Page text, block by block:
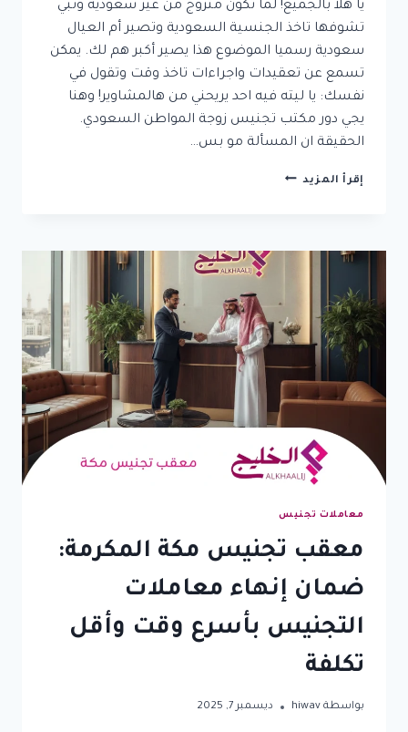
يا هلا بالجميع! لما تكون متزوج من غير سعودية وتبي
تشوفها تاخذ الجنسية السعودية وتصير أم العيال
سعودية رسميا الموضوع هذا يصير أكبر هم لك. يمكن
تسمع عن تعقيدات واجراءات تاخذ وقت وتقول في
نفسك: يا ليته فيه احد يريحني من هالمشاوير! وهنا
يجي دور مكتب تجنيس زوجة المواطن السعودي.
الحقيقة ان المسألة مو بس…
إقرأ المزيد مكتب
السعودي:
طريقك
للحصول
على
الجنسية
المعاملة
معاملات تجنيس
معقب تجنيس مكة المكرمة:
ضمان إنهاء معاملات
التجنيس بأسرع وقت وأقل
تكلفة
بواسطة hiwav ديسمبر 7, 2025